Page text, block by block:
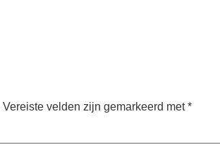
Vereiste velden zijn gemarkeerd met*